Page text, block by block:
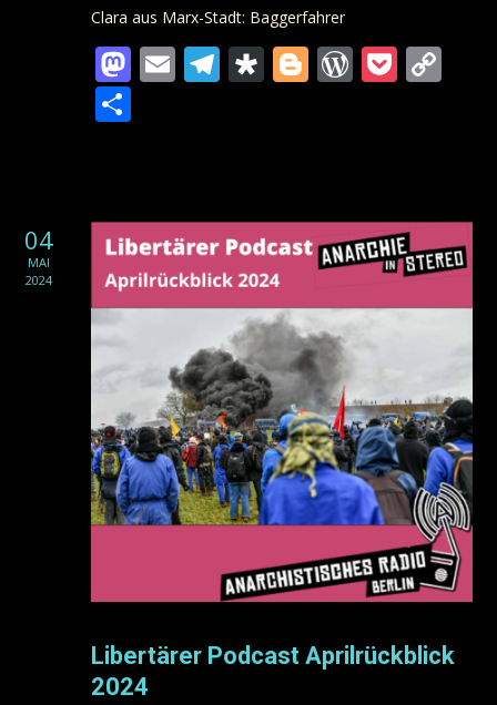
Clara aus Marx-Stadt: Baggerfahrer
Mastodon
EmailTelegram
Diaspora
Blogger
04
MAI
2024
Libertärer Podcast Aprilrückblick
2024